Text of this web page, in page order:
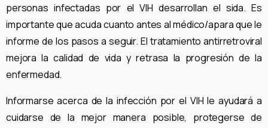
personas infectadas por el VIH desarrollan el sida. Es
importante que acuda cuanto antes al médico/apara que le
informe de los pasos a seguir. El tratamiento antirretroviral
mejora la calidad de vida y retrasa la progresión de la
enfermedad.
Informarse acerca de la infección por el VIH le ayudará a
cuidarse de la mejor manera posible, protegerse de